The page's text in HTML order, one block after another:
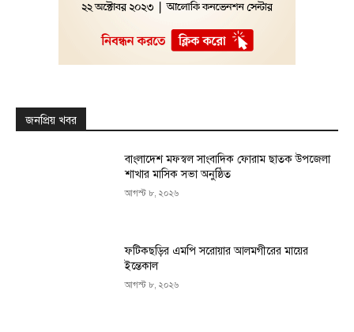
জনপ্রিয় খবর
বাংলাদেশ মফস্বল সাংবাদিক ফোরাম ছাতক উপজেলা
শাখার মাসিক সভা অনুষ্ঠিত
আগস্ট ৮, ২০২৬
ফটিকছড়ির এমপি সরোয়ার আলমগীরের মায়ের
ইন্তেকাল
আগস্ট ৮, ২০২৬